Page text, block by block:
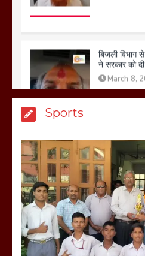
होलिका रखने
तहस
गलोच ,कहा
खराबा,
March 11,
Sports